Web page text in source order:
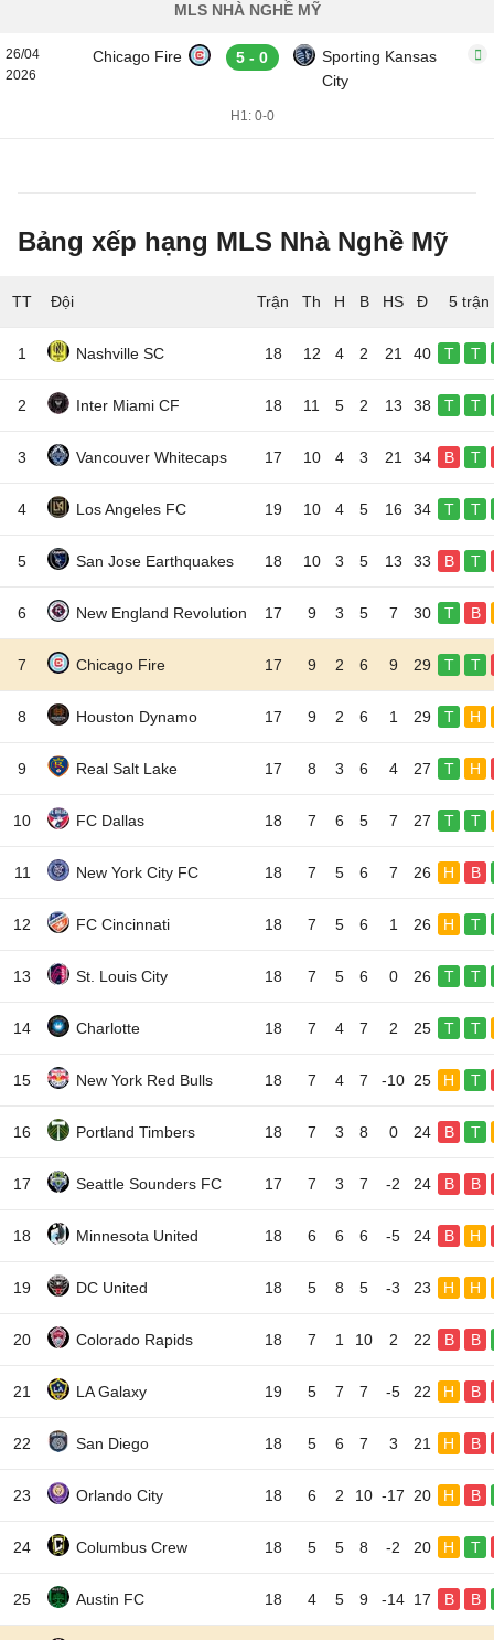
MLS NHÀ NGHỀ MỸ
26/04
2026
Chicago Fire 5 - 0
Sporting Kansas
City
H1: 0-0
Bảng xếp hạng MLS Nhà Nghề Mỹ
TT Đội 5 trận
1 Nashville SC 18 12 4 2 21 40 T T
2 Inter Miami CF 18 11 5 2 13 38 T T
3 Vancouver Whitecaps 17 10 4 3 21 34 B T
4 Los Angeles FC 19 10 4 5 16 34 T T
5 San Jose Earthquakes 18 10 3 5 13 33 B T
6 New England Revolution 17 9 3 5 7 30 T B
7 Chicago Fire 17 9 2 6 9 29 T T
8 Houston Dynamo 17 9 2 6 1 29 T H
9 Real Salt Lake 17 8 3 6 4 27 T H
10 FC Dallas 18 7 6 5 7 27 T T
11 New York City FC 18 7 5 6 7 26 H B
12 FC Cincinnati 18 7 5 6 1 26 H T
13 St. Louis City 18 7 5 6 0 26 T T
14 Charlotte 18 7 4 7 2 25 T T
15 New York Red Bulls 18 7 4 7 -10 25 H T
16 Portland Timbers 18 7 3 8 0 24 B T
17 Seattle Sounders FC 17 7 3 7 -2 24 B B
18 Minnesota United 18 6 6 6 -5 24 B H
19 DC United 18 5 8 5 -3 23 H H
20 Colorado Rapids 18 7 1 10 2 22 B B
21 LA Galaxy 19 5 7 7 -5 22 H B
22 San Diego 18 5 6 7 3 21 H B
23 Orlando City 18 6 2 10 -17 20 H B
24 Columbus Crew 18 5 5 8 -2 20 H T
25 Austin FC 18 4 5 9 -14 17 B B